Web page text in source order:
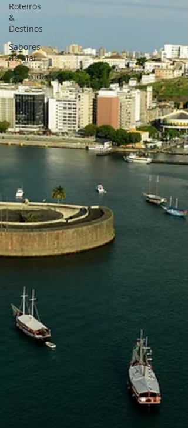
Roteiros
&
Destinos
Sabores
do Mar
Curiosidades